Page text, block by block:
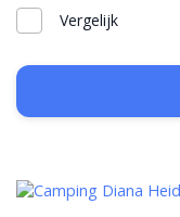
Vergelijk